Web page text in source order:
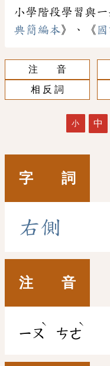
小學階段學習與
典簡編本》、《
注 音
相 反 詞
小 中
字 詞
右側
注 音
ㄧㄡ
ˋ
ㄘㄜ
ˋ